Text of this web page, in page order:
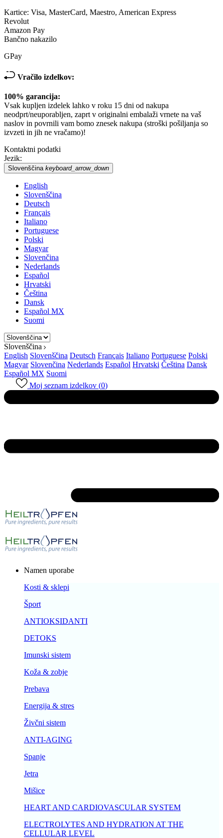
Kartice: Visa, MasterCard, Maestro, American Express
Revolut
Amazon Pay
Bančno nakazilo
GPay
Vračilo izdelkov:
100% garancija:
Vsak kupljen izdelek lahko v roku 15 dni od nakupa
neodprt/neuporabljen, zaprt v originalni embalaži vrnete na vaš
naslov in povrnili vam bomo znesek nakupa (stroški pošiljanja so
izvzeti in jih ne vračamo)!
Kontaktni podatki
Jezik:
Slovenščina keyboard_arrow_down
English
Slovenščina
Deutsch
Français
Italiano
Portuguese
Polski
Magyar
Slovenčina
Nederlands
Español
Hrvatski
Čeština
Dansk
Español MX
Suomi
Slovenščina
English Slovenščina Deutsch Français Italiano Portuguese Polski
Magyar Slovenčina Nederlands Español Hrvatski Čeština Dansk
Español MX Suomi
Moj seznam izdelkov (0)
Namen uporabe
Kosti & sklepi
Šport
ANTIOKSIDANTI
DETOKS
Imunski sistem
Koža & zobje
Prebava
Energija & stres
Živčni sistem
ANTI-AGING
Spanje
Jetra
Mišice
HEART AND CARDIOVASCULAR SYSTEM
ELECTROLYTES AND HYDRATION AT THE
CELLULAR LEVEL